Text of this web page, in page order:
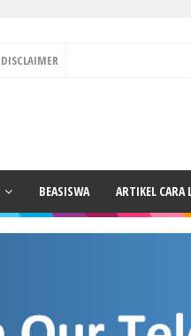
DISCLAIMER
BEASISWA ARTIKEL CARA